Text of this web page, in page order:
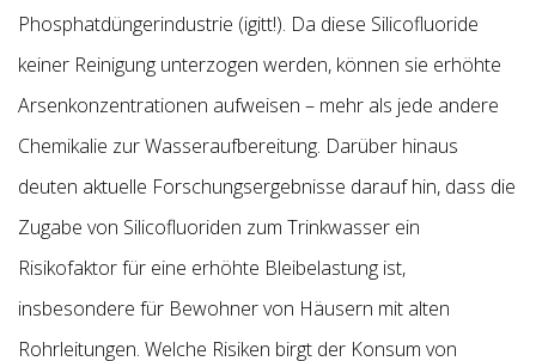
Phosphatdüngerindustrie (igitt!). Da diese Silicofluoride
keiner Reinigung unterzogen werden, können sie erhöhte
Arsenkonzentrationen aufweisen – mehr als jede andere
Chemikalie zur Wasseraufbereitung. Darüber hinaus
deuten aktuelle Forschungsergebnisse darauf hin, dass die
Zugabe von Silicofluoriden zum Trinkwasser ein
Risikofaktor für eine erhöhte Bleibelastung ist,
insbesondere für Bewohner von Häusern mit alten
Rohrleitungen. Welche Risiken birgt der Konsum von